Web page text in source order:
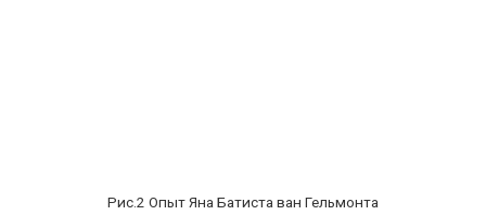
Рис.2 Опыт Яна Батиста ван Гельмонта